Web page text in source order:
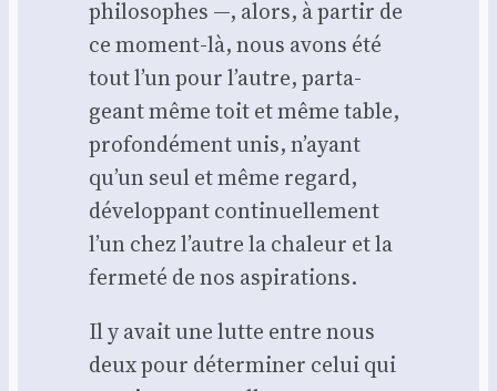
phi­lo­sophes —, alors, à par­tir de
ce moment-là, nous avons été
tout l’un pour l’autre, par­ta­
geant même toit et même table,
pro­fon­dé­ment unis, n’ayant
qu’un seul et même regard,
déve­lop­pant conti­nuel­le­ment
l’un chez l’autre la cha­leur et la
fer­me­té de nos aspi­ra­tions.
Il y avait une lutte entre nous
deux pour déter­mi­ner celui qui